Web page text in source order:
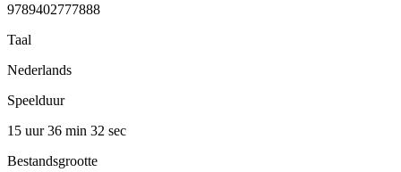
9789402777888
Taal
Nederlands
Speelduur
15 uur 36 min 32 sec
Bestandsgrootte